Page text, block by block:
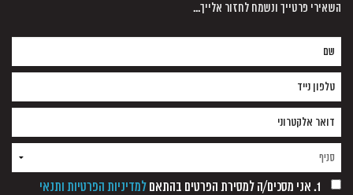
השאירי פרטייך ונשמח לחזור אלייך...
1. אני מסכים/ה למסירת הפרטים בהתאם
למדיניות הפרטיות ותנאי